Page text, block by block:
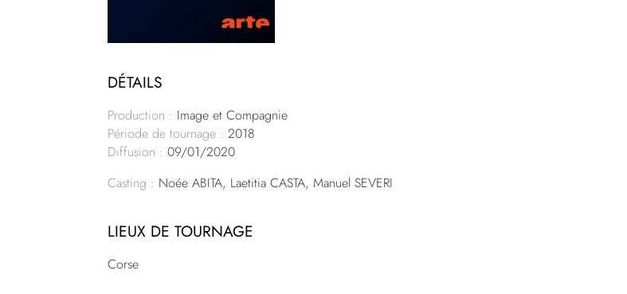
DÉTAILS
Production : Image et Compagnie
Période de tournage : 2018
Diffusion : 09/01/2020
Casting : Noée ABITA, Laetitia CASTA, Manuel SEVERI
LIEUX DE TOURNAGE
Corse